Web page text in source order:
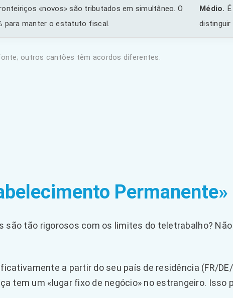
«novos» são tributados em simultâneo. O
para manter o estatuto fiscal.
Médio.
outros cantões têm acordos diferentes.
Permanente»
são tão rigorosos com os limites do teletrabalho?
a partir do seu país de residência (FR/
tem um «lugar fixo de negócio» no estrangeiro. Isso